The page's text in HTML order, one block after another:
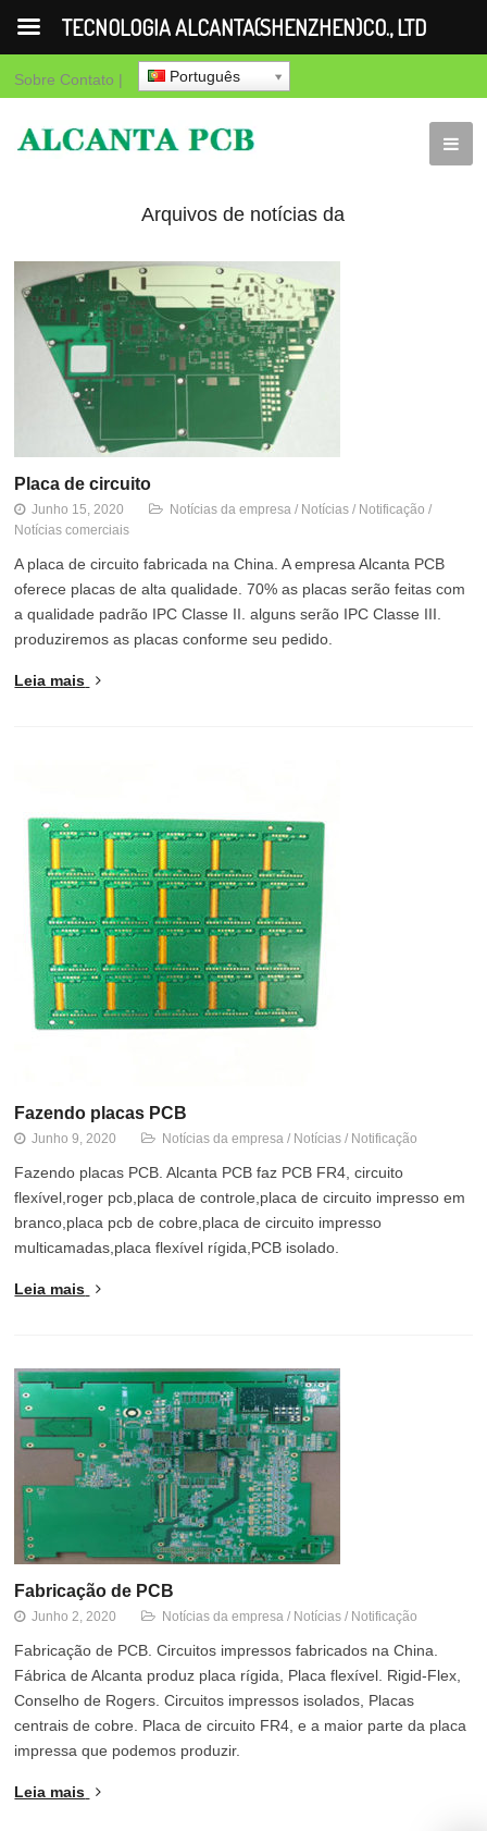
Sobre Contato | Português
Arquivos de notícias da
empresa - Página 71 de
86 - TECNOLOGIA
ALCANTA(SHENZHEN)CO.,
LTD - Página 71
Placa de circuito
Junho 15, 2020 Notícias da empresa / Notícias / Notificação /
Notícias comerciais
A placa de circuito fabricada na China. A empresa Alcanta PCB
oferece placas de alta qualidade. 70% as placas serão feitas com
a qualidade padrão IPC Classe II. alguns serão IPC Classe III.
produziremos as placas conforme seu pedido.
Leia mais
Fazendo placas PCB
Junho 9, 2020 Notícias da empresa / Notícias / Notificação
Fazendo placas PCB. Alcanta PCB faz PCB FR4, circuito
flexível,roger pcb,placa de controle,placa de circuito impresso em
branco,placa pcb de cobre,placa de circuito impresso
multicamadas,placa flexível rígida,PCB isolado.
Leia mais
Fabricação de PCB
Junho 2, 2020 Notícias da empresa / Notícias / Notificação
Fabricação de PCB. Circuitos impressos fabricados na China.
Fábrica de Alcanta produz placa rígida, Placa flexível. Rigid-Flex,
Conselho de Rogers. Circuitos impressos isolados, Placas
centrais de cobre. Placa de circuito FR4, e a maior parte da placa
impressa que podemos produzir.
Leia mais
TECNOLOGIA ALCANTA(SHENZHEN)CO., LTD